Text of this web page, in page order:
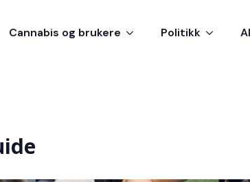
Cannabis og brukere Politikk